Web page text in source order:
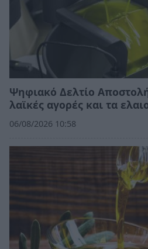
Ψηφιακό Δελτίο
λαϊκές αγορές και τα
06/08/2026 10:58